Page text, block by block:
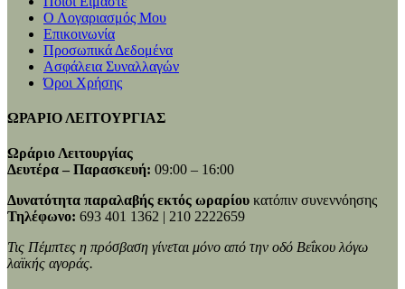
Ο Λογαριασμός Μου
Επικοινωνία
Προσωπικά Δεδομένα
Ασφάλεια Συναλλαγών
Όροι Χρήσης
ΩΡΑΡΙΟ ΛΕΙΤΟΥΡΓΙΑΣ
Ωράριο Λειτουργίας
Δευτέρα – Παρασκευή: 09:00 – 16:00
Δυνατότητα παραλαβής εκτός ωραρίου κατόπιν συνεννόησης
Τηλέφωνο: 693 401 1362 | 210 2222659
Τις Πέμπτες η πρόσβαση γίνεται μόνο από την οδό Βεΐκου λόγω
λαϊκής αγοράς.